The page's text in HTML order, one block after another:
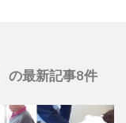
の最新記事8件